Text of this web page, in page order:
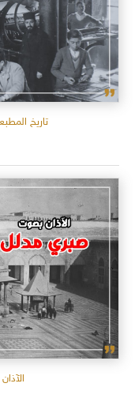
تاريخ المطبعة